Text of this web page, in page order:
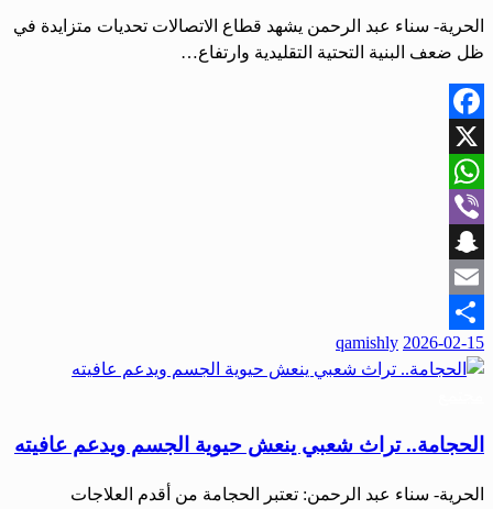
الحرية- سناء عبد الرحمن يشهد قطاع الاتصالات تحديات متزايدة في
ظل ضعف البنية التحتية التقليدية وارتفاع…
Facebook
X
WhatsApp
Viber
Snapchat
Email
Share
نُشر
في
2026-02-15
qamishly
الحجامة.. تراث شعبي ينعش حيوية الجسم ويدعم عافيته
الحرية- سناء عبد الرحمن: تعتبر الحجامة من أقدم العلاجات